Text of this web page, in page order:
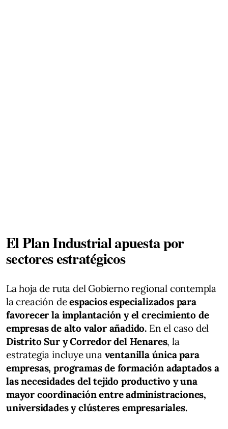
El Plan Industrial apuesta por
sectores estratégicos
La hoja de ruta del Gobierno regional contempla
la creación deespacios especializados para
favorecer la implantación y el crecimiento de
empresas de alto valor añadido. En el caso del
Distrito Sur y Corredor del Henares, la
estrategia incluye una ventanilla única para
empresas, programas de formación adaptados a
las necesidades del tejido productivo y una
mayor coordinación entre administraciones,
universidades y clústeres empresariales.